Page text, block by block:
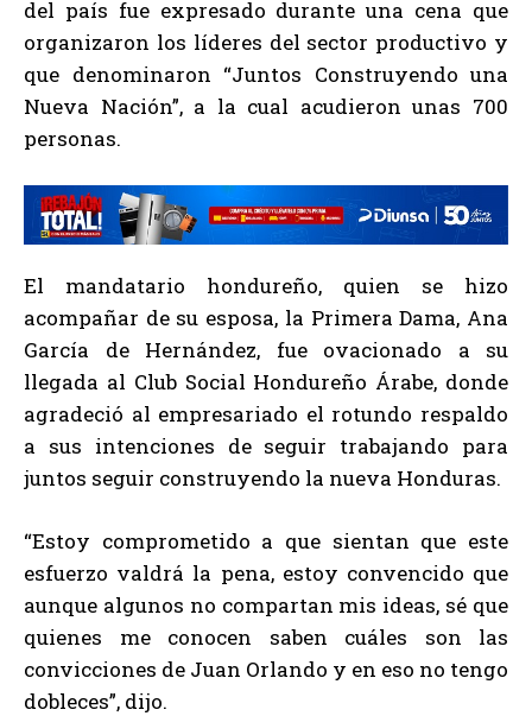
del país fue expresado durante una cena que
organizaron los líderes del sector productivo y
que denominaron “Juntos Construyendo una
Nueva Nación”, a la cual acudieron unas 700
personas.
El mandatario hondureño, quien se hizo
acompañar de su esposa, la Primera Dama, Ana
García de Hernández, fue ovacionado a su
llegada al Club Social Hondureño Árabe, donde
agradeció al empresariado el rotundo respaldo
a sus intenciones de seguir trabajando para
juntos seguir construyendo la nueva Honduras.
“Estoy comprometido a que sientan que este
esfuerzo valdrá la pena, estoy convencido que
aunque algunos no compartan mis ideas, sé que
quienes me conocen saben cuáles son las
convicciones de Juan Orlando y en eso no tengo
dobleces”, dijo.